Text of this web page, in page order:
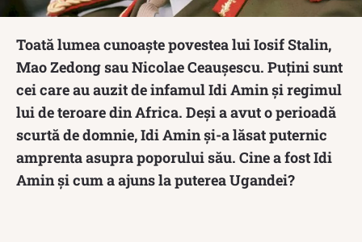
Toată lumea cunoaște povestea lui Iosif Stalin,
Mao Zedong sau Nicolae Ceaușescu. Puțini sunt
cei care au auzit de infamul Idi Amin și regimul
lui de teroare din Africa. Deși a avut o perioadă
scurtă de domnie, Idi Amin și-a lăsat puternic
amprenta asupra poporului său. Cine a fost Idi
Amin și cum a ajuns la puterea Ugandei?